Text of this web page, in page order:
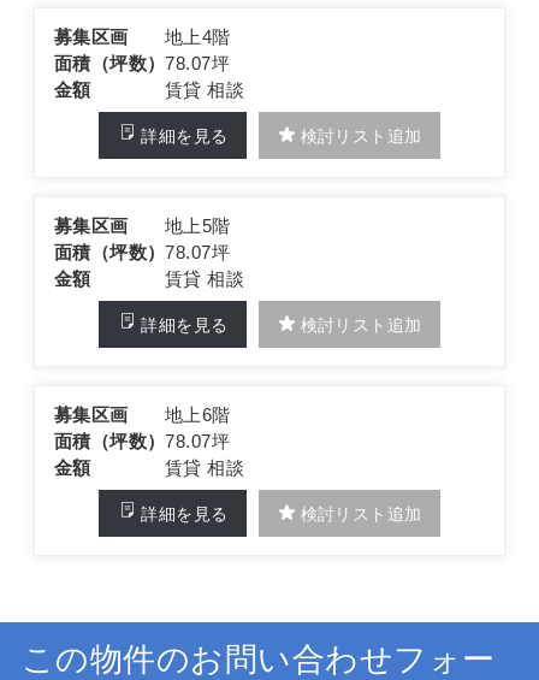
募集区画
地上4階
面積（坪数）78.07坪
金額
賃貸 相談
詳細を見る 検討リスト追加
募集区画
地上5階
面積（坪数）78.07坪
金額
賃貸 相談
詳細を見る 検討リスト追加
募集区画
地上6階
面積（坪数）78.07坪
金額
賃貸 相談
詳細を見る 検討リスト追加
この物件のお問い合わせフォー